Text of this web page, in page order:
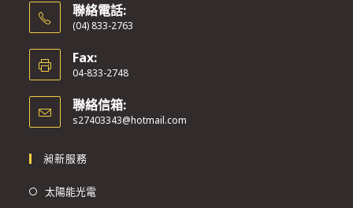
聯絡電話:
(04) 833-2763
Fax:
04-833-2748
聯絡信箱:
s27403343@hotmail.com
昶新服務
太陽能光電